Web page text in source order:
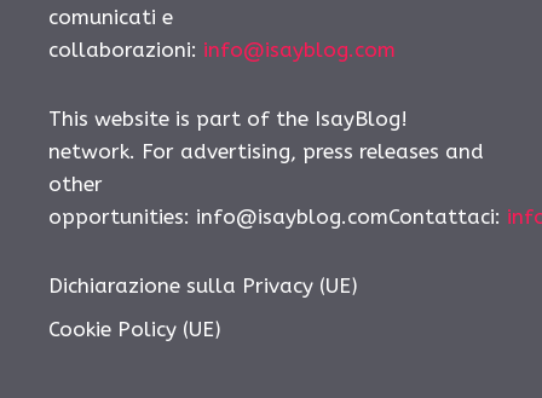
comunicati e
collaborazioni: info@isayblog.com
This website is part of the IsayBlog!
network. For advertising, press releases and
other
opportunities: info@isayblog.comContattaci:
Dichiarazione sulla Privacy (UE)
Cookie Policy (UE)